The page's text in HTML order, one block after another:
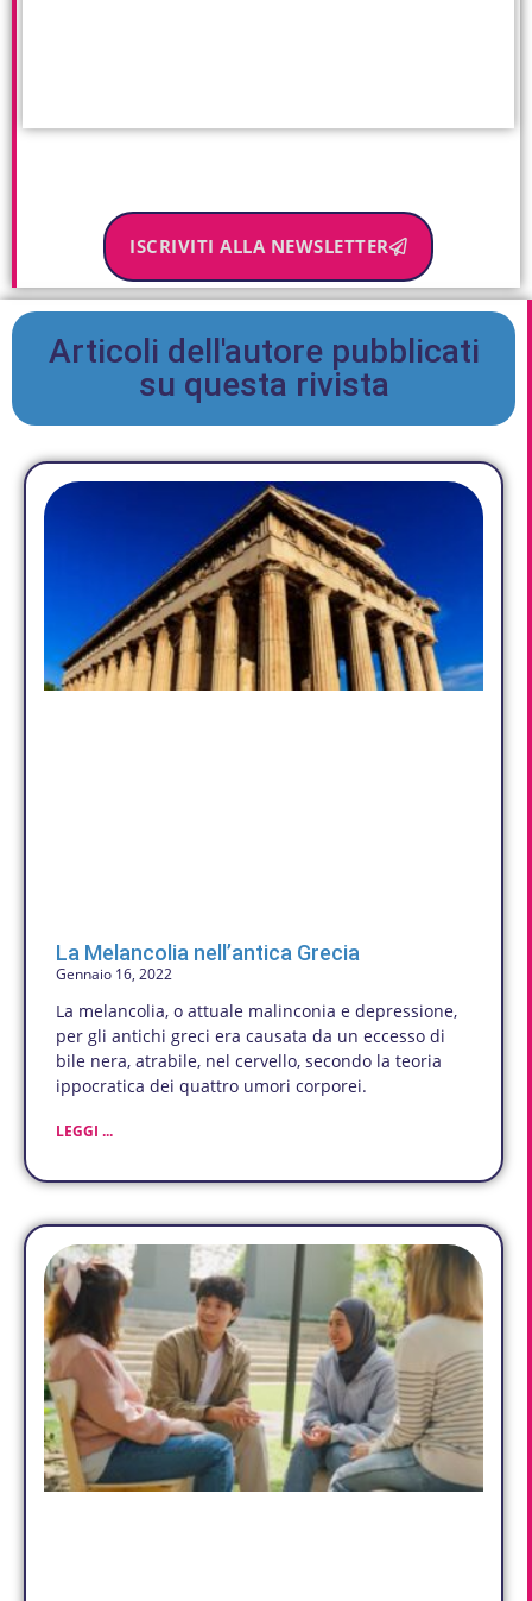
ISCRIVITI ALLA NEWSLETTER
Articoli dell'autore pubblicati
su questa rivista
La Melancolia nell’antica Grecia
Gennaio 16, 2022
La melancolia, o attuale malinconia e depressione,
per gli antichi greci era causata da un eccesso di
bile nera, atrabile, nel cervello, secondo la teoria
ippocratica dei quattro umori corporei.
LEGGI ...